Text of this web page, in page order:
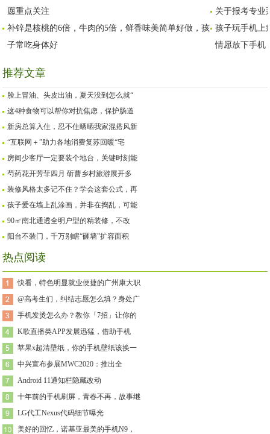
愿重点关注
关于报考专业
补锌是核桃的6倍，牛肉的5倍，鲜香味美简单好做，孩
子常吃身体好
孩子玩手机上
情愿放下手机
推荐文章
脸上冒油、头皮出油，夏天没到怎么就“
这4种食物可以帮你对抗焦虑，保护肠道
新房总算入住，忍不住晒晒我家混搭风新
“互联网＋”助力各地消费复苏回暖“宅
房间少客厅一定要装个地台，关键时刻能
芍药花开芳菲四月 斫曹乡村旅游展开多
装修风格太多记不住？学会这套公式，再
孩子爱在墙上乱涂画，并非在捣乱，可能
90㎡南北通透全明户型的精装修，不改
阳台不装门，千万别瞎“砸墙”扩容面积
热点阅读
快看，特色明显就业便捷的广州康大职
@高考生们，纠结志愿怎么填？身处广
手机发烫怎么办？教你「7招」让你的
K歌直播类APP发展迅猛，借助手机
苹果x超清壁纸，你的手机壁纸该换一
中兴宣布参展MWC2020：推出全
Android 11通知栏隐藏改动
十年前的手机刷屏，青春不再，故事继
LG代工Nexus代码细节曝光
美好的回忆，诺基亚最美的手机N9，